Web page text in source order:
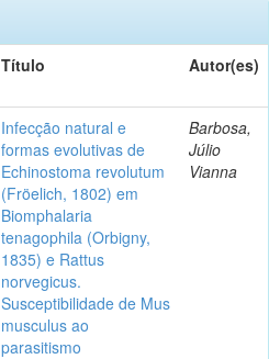
Título Autor(es)
Infecção natural e
formas evolutivas de
Echinostoma revolutum
(Fröelich, 1802) em
Biomphalaria
tenagophila (Orbigny,
1835) e Rattus
norvegicus.
Susceptibilidade de Mus
musculus ao
parasitismo
Barbosa,
Júlio
Vianna